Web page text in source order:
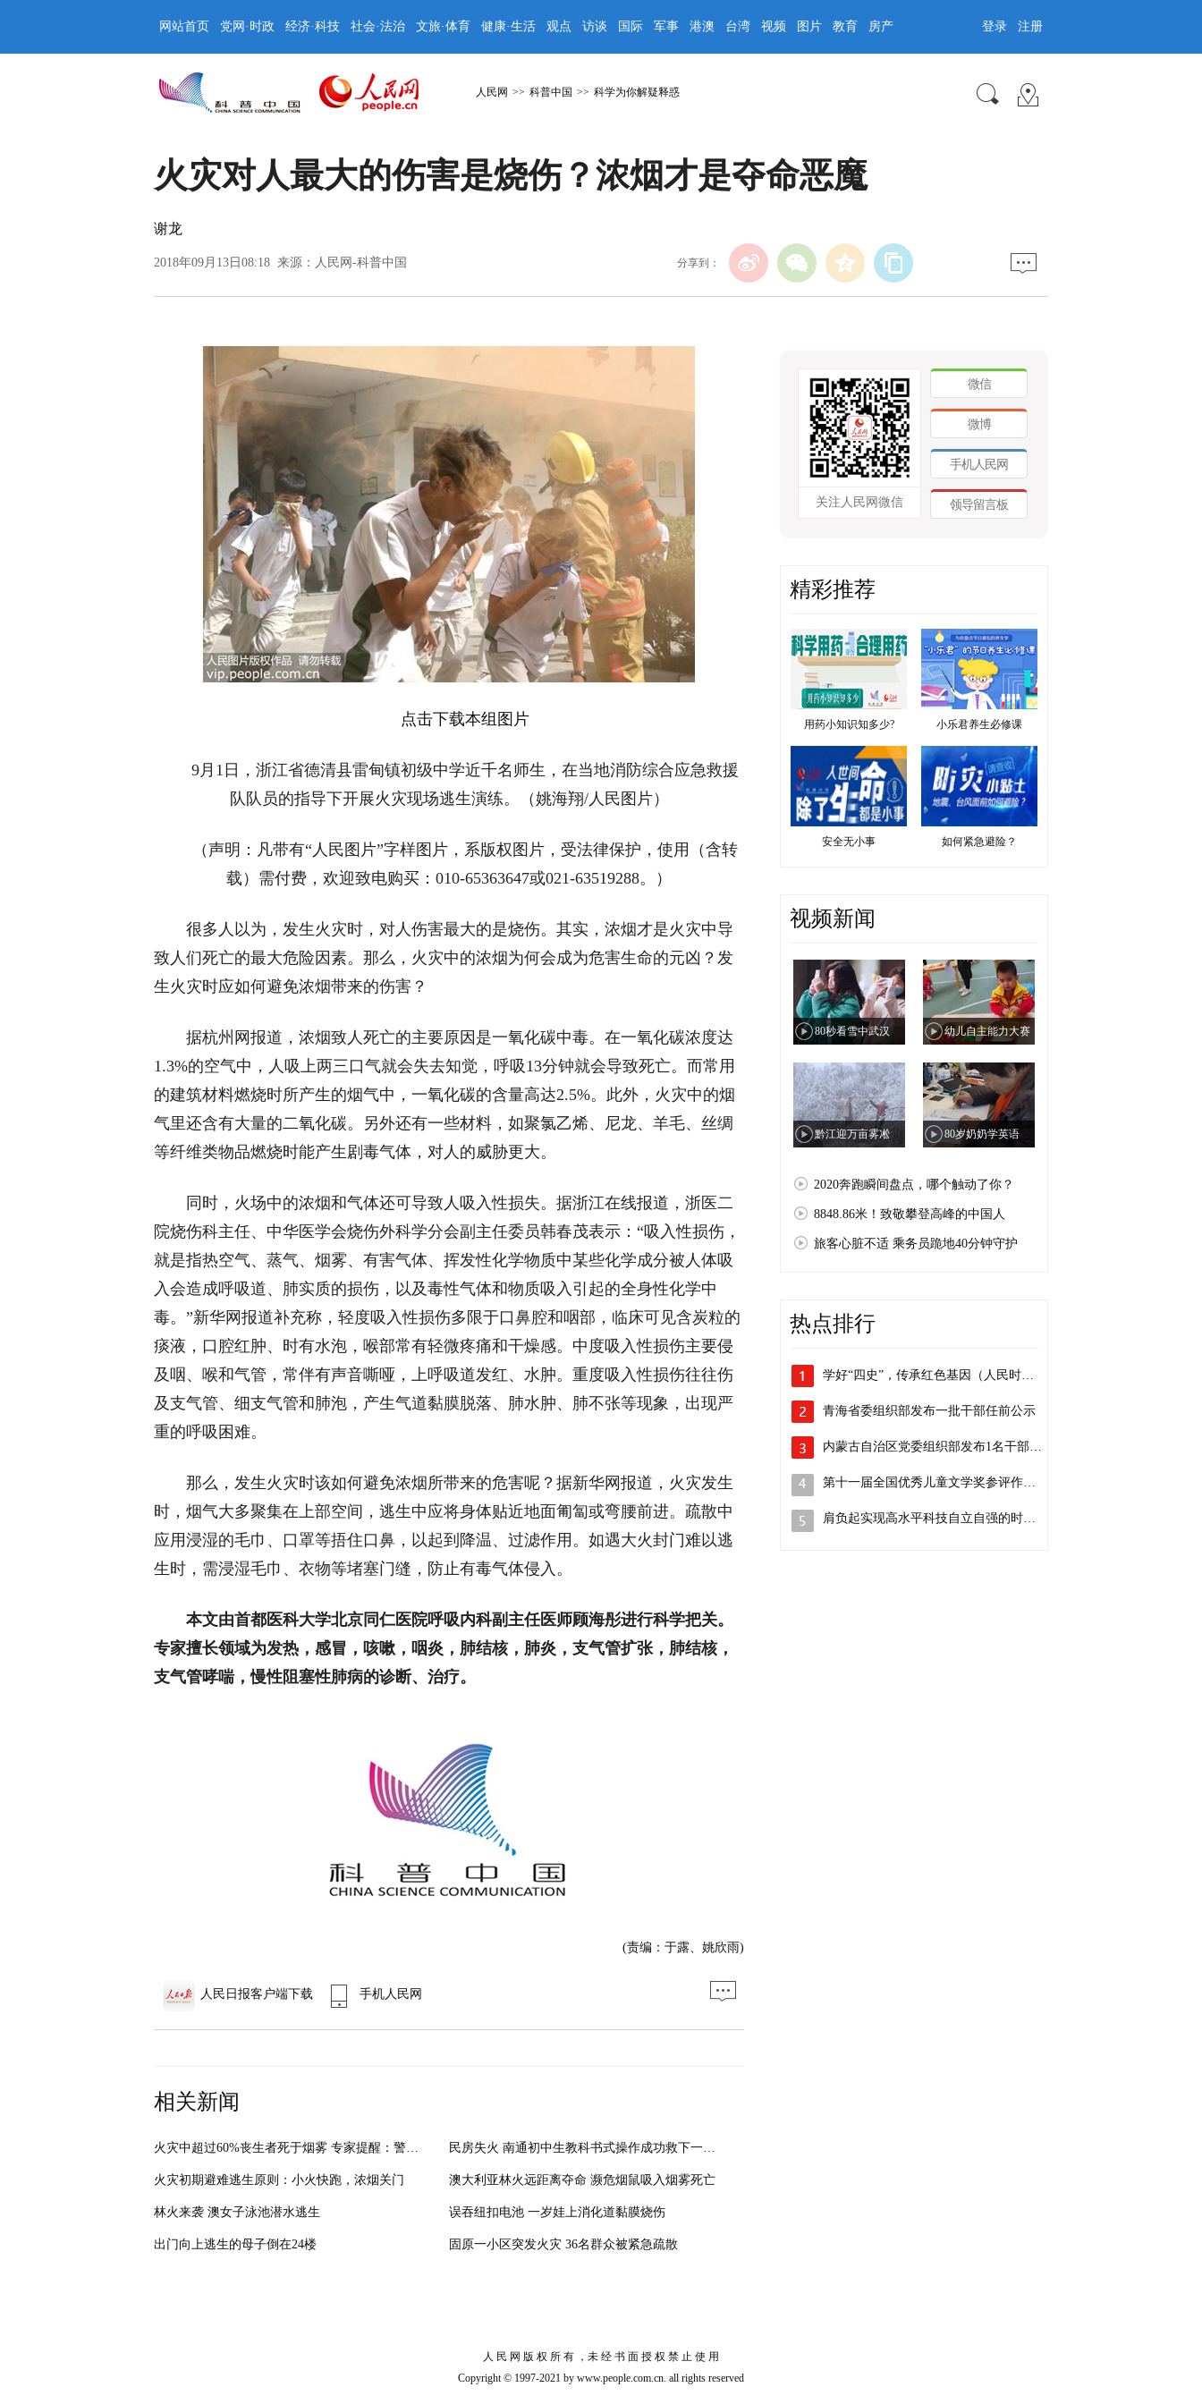
网站首页 党网·时政 经济·科技 社会·法治 文旅·体育 健康·生活 观点 访谈 国际 军事 港澳 台湾 视频 图片 教育 房产 登录 注册
人民网 >> 科普中国 >> 科学为你解疑释惑
火灾对人最大的伤害是烧伤？浓烟才是夺命恶魔
谢龙
2018年09月13日08:18 来源： 人民网-科普中国 分享到：
点击下载本组图片
9月1日，浙江省德清县雷甸镇初级中学近千名师生，在当地消防综合应急救援
队队员的指导下开展火灾现场逃生演练。（姚海翔/人民图片）
（声明：凡带有“人民图片”字样图片，系版权图片，受法律保护，使用（含转
载）需付费，欢迎致电购买：010-65363647或021-63519288。）
很多人以为，发生火灾时，对人伤害最大的是烧伤。其实，浓烟才是火灾中导
致人们死亡的最大危险因素。那么，火灾中的浓烟为何会成为危害生命的元凶？发
生火灾时应如何避免浓烟带来的伤害？
据杭州网报道，浓烟致人死亡的主要原因是一氧化碳中毒。在一氧化碳浓度达
1.3%的空气中，人吸上两三口气就会失去知觉，呼吸13分钟就会导致死亡。而常用
的建筑材料燃烧时所产生的烟气中，一氧化碳的含量高达2.5%。此外，火灾中的烟
气里还含有大量的二氧化碳。另外还有一些材料，如聚氯乙烯、尼龙、羊毛、丝绸
等纤维类物品燃烧时能产生剧毒气体，对人的威胁更大。
同时，火场中的浓烟和气体还可导致人吸入性损失。据浙江在线报道，浙医二
院烧伤科主任、中华医学会烧伤外科学分会副主任委员韩春茂表示：“吸入性损伤，
就是指热空气、蒸气、烟雾、有害气体、挥发性化学物质中某些化学成分被人体吸
入会造成呼吸道、肺实质的损伤，以及毒性气体和物质吸入引起的全身性化学中
毒。”新华网报道补充称，轻度吸入性损伤多限于口鼻腔和咽部，临床可见含炭粒的
痰液，口腔红肿、时有水泡，喉部常有轻微疼痛和干燥感。中度吸入性损伤主要侵
及咽、喉和气管，常伴有声音嘶哑，上呼吸道发红、水肿。重度吸入性损伤往往伤
及支气管、细支气管和肺泡，产生气道黏膜脱落、肺水肿、肺不张等现象，出现严
重的呼吸困难。
那么，发生火灾时该如何避免浓烟所带来的危害呢？据新华网报道，火灾发生
时，烟气大多聚集在上部空间，逃生中应将身体贴近地面匍匐或弯腰前进。疏散中
应用浸湿的毛巾、口罩等捂住口鼻，以起到降温、过滤作用。如遇大火封门难以逃
生时，需浸湿毛巾、衣物等堵塞门缝，防止有毒气体侵入。
本文由首都医科大学北京同仁医院呼吸内科副主任医师顾海彤进行科学把关。
专家擅长领域为发热，感冒，咳嗽，咽炎，肺结核，肺炎，支气管扩张，肺结核，
支气管哮喘，慢性阻塞性肺病的诊断、治疗。
(责编：于露、姚欣雨)
人民日报客户端下载 手机人民网
相关新闻
火灾中超过60%丧生者死于烟雾 专家提醒：警惕火场中的“隐形杀手” 民房失火 南通初中生教科书式操作成功救下一家五口
火灾初期避难逃生原则：小火快跑，浓烟关门 澳大利亚林火远距离夺命 濒危烟鼠吸入烟雾死亡
林火来袭 澳女子泳池潜水逃生 误吞纽扣电池 一岁娃上消化道黏膜烧伤
出门向上逃生的母子倒在24楼 固原一小区突发火灾 36名群众被紧急疏散
关注人民网微信
微信
微博
手机人民网
领导留言板
精彩推荐
用药小知识知多少? 小乐君养生必修课
安全无小事 如何紧急避险？
视频新闻
80秒看雪中武汉 幼儿自主能力大赛
黔江迎万亩雾凇 80岁奶奶学英语
2020奔跑瞬间盘点，哪个触动了你？
8848.86米！致敬攀登高峰的中国人
旅客心脏不适 乘务员跪地40分钟守护
热点排行
学好“四史”，传承红色基因（人民时评）
青海省委组织部发布一批干部任前公示
内蒙古自治区党委组织部发布1名干部任前…
第十一届全国优秀儿童文学奖参评作品目录
肩负起实现高水平科技自立自强的时代重任…
人 民 网 版 权 所 有 ，未 经 书 面 授 权 禁 止 使 用
Copyright © 1997-2021 by www.people.com.cn. all rights reserved